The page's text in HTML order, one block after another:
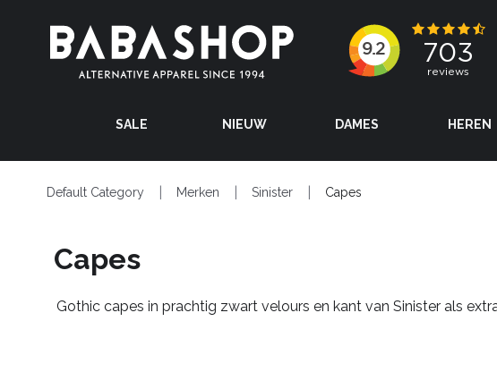
SALE NIEUW DAMES HEREN
Default Category Merken Sinister Capes
Capes
Gothic capes in prachtig zwart velours en kant van Sinister als